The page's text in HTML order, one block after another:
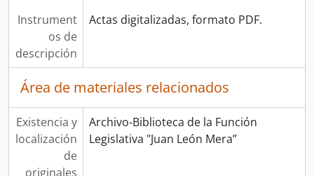
Instrument
os de
descripción
Actas digitalizadas, formato PDF.
Área de materiales relacionados
Existencia y
localización
de
originales
Archivo-Biblioteca de la Función
Legislativa "Juan León Mera”